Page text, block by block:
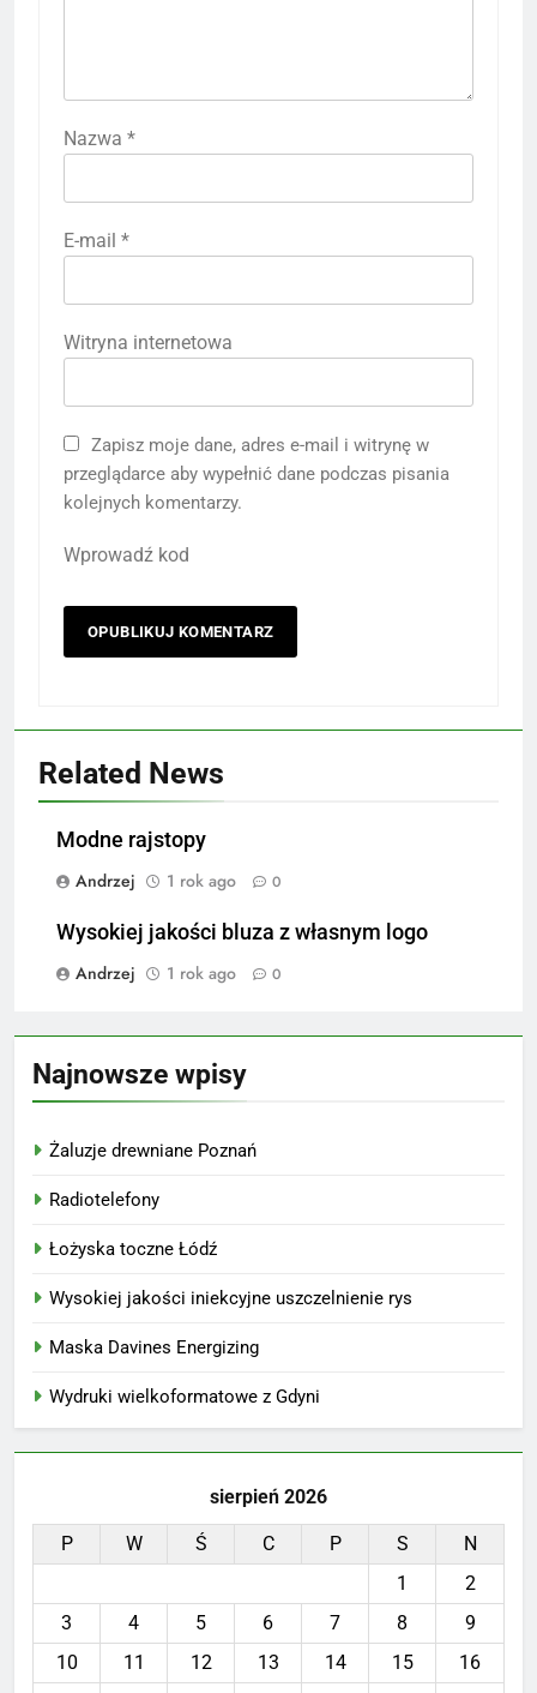
Nazwa *
E-mail *
Witryna internetowa
Zapisz moje dane, adres e-mail i witrynę w
przeglądarce aby wypełnić dane podczas pisania
kolejnych komentarzy.
Wprowadź kod
Related News
Modne rajstopy
Andrzej
1 rok ago 0
Wysokiej jakości bluza z własnym logo
Andrzej
1 rok ago 0
Najnowsze wpisy
Żaluzje drewniane Poznań
Radiotelefony
Łożyska toczne Łódź
Wysokiej jakości iniekcyjne uszczelnienie rys
Maska Davines Energizing
Wydruki wielkoformatowe z Gdyni
sierpień 2026
P W Ś C P S
N
1
2
3
4 5 6 7 8
9
10
11 12 13 14 15
16